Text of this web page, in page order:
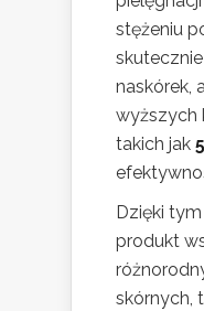
stężeniu
naskórek,
wyższych
takich jak
Dzięki
produkt
skórnych,